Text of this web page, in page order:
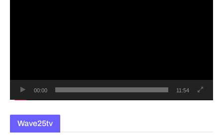
00:00 11:54
Wave25tv